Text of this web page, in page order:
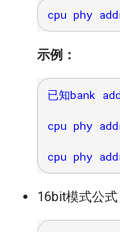
示例：
已知bank
cpu phy
16bit模式公式